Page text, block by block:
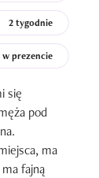
2 tygodnie
w prezencie
się
pod
ma
fajną